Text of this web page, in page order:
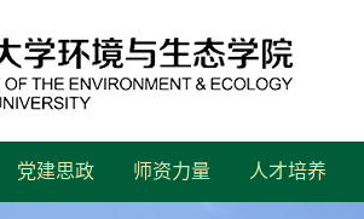
党建思政 师资力量 人才培养